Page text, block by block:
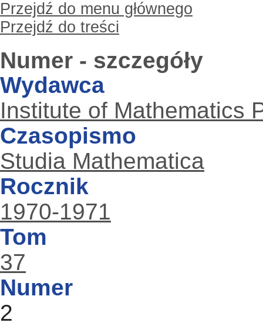
Przejdź do menu głównego
Przejdź do treści
Numer - szczegóły
Wydawca
Institute of Mathematics
Czasopismo
Studia Mathematica
Rocznik
1970-1971
Tom
37
Numer
2